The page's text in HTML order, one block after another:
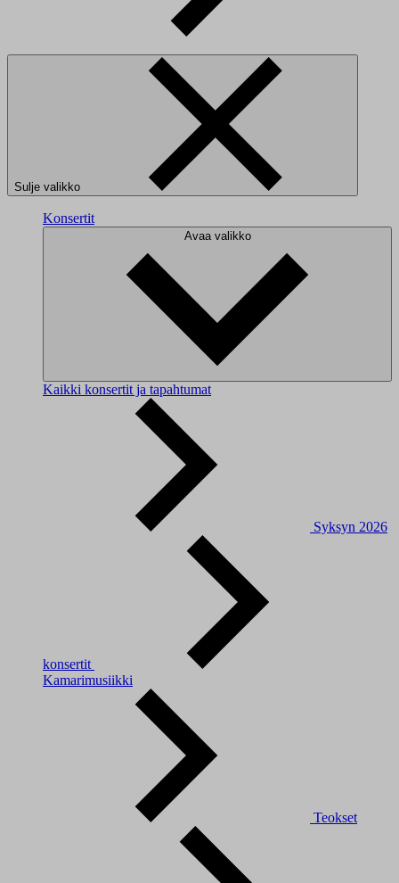
Sulje valikko
Konsertit
Avaa valikko
Kaikki konsertit ja tapahtumat
Syksyn 2026
konsertit
Kamarimusiikki
Teokset